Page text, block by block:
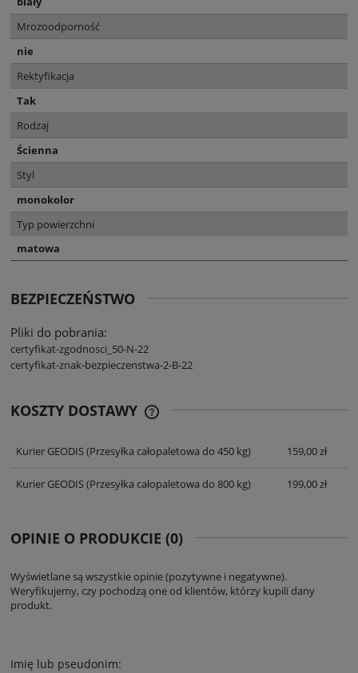
Mrozoodporność
nie
Rektyfikacja
Tak
Rodzaj
Ścienna
Styl
monokolor
Typ powierzchni
matowa
BEZPIECZEŃSTWO
Pliki do pobrania:
certyfikat-zgodnosci_50-N-22
certyfikat-znak-bezpieczenstwa-2-B-22
KOSZTY DOSTAWY
Kurier GEODIS(Przesyłka całopaletowa do 450 kg) 159,00 zł
Kurier GEODIS(Przesyłka całopaletowa do 800 kg) 199,00 zł
OPINIE O PRODUKCIE (0)
Wyświetlane są wszystkie opinie (pozytywne i negatywne).
Weryfikujemy, czy pochodzą one od klientów, którzy kupili dany
produkt.
Imię lub pseudonim: